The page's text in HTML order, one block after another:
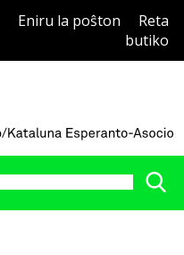
Eniru la poŝton
Reta
butiko